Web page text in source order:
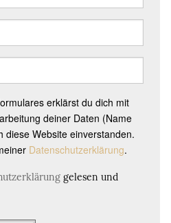
erklärst du dich mit
deiner Daten (Name
diese Website einverstanden.
Datenschutzerklärung.
gelesen und